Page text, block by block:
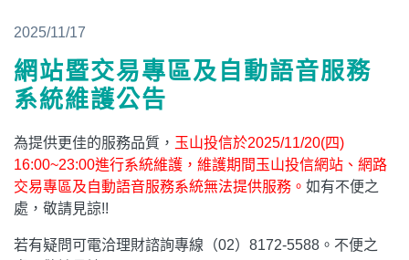
2025/11/17
網站暨交易專區及自動語音服務
系統維護公告
為提供更佳的服務品質， 玉山投信於2025/11/20(四)
16:00~23:00進行系統維護，維護期間玉山投信網站、網路
交易專區及自動語音服務系統無法提供服務。 如有不便之
處，敬請見諒!!
若有疑問可電洽理財諮詢專線（02）8172-5588。不便之